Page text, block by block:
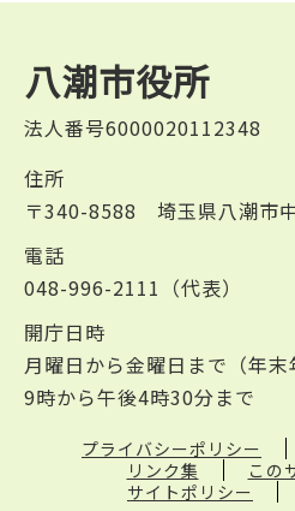
八潮市役所
法人番号6000020112348
住所
〒340-8588 埼玉県八潮市
電話
048-996-2111（代表）
開庁日時
月曜日から金曜日まで（年
9時から午後4時30分まで
プライバシーポリシー
リンク集
この
サイトポリシー